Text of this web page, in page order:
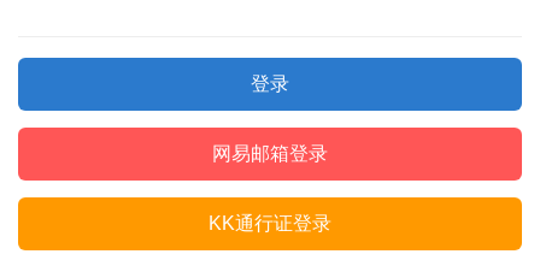
登录
网易邮箱登录
KK通行证登录